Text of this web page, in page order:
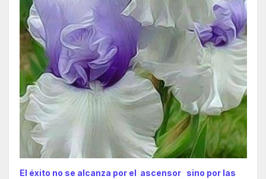
El éxito no se alcanza por el ascensor sino por las